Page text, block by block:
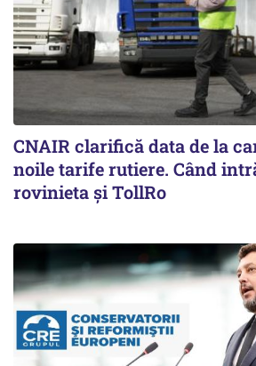
CNAIR clarifică data de la
noile tarife rutiere. Când
rovinieta și TollRo